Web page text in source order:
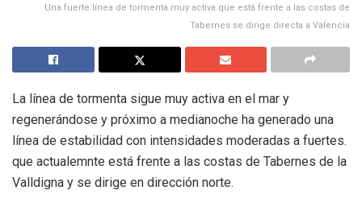
Una fuerte línea de tormenta muy activa que está frente a las costas de
Tabernes se dirige directa a Valencia
La línea de tormenta sigue muy activa en el mar y
regenerándose y próximo a medianoche ha generado una
línea de estabilidad con intensidades moderadas a fuertes.
que actualemnte está frente a las costas de Tabernes de la
Valldigna y se dirige en dirección norte.